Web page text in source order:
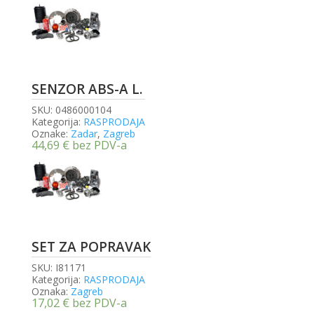
SENZOR ABS-A L.
SKU: 0486000104
Kategorija: RASPRODAJA
Oznake: Zadar, Zagreb
44,69 € bez PDV-a
SET ZA POPRAVAK
SKU: I81171
Kategorija: RASPRODAJA
Oznaka: Zagreb
17,02 € bez PDV-a